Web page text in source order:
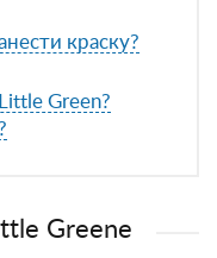
краску?
Green?
Greene